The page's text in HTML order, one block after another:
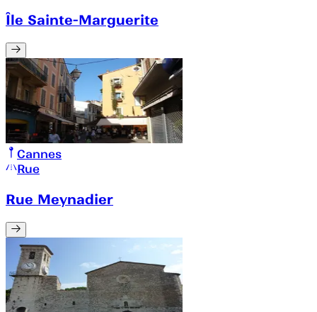
Île Sainte-Marguerite
Cannes
Rue
Rue Meynadier